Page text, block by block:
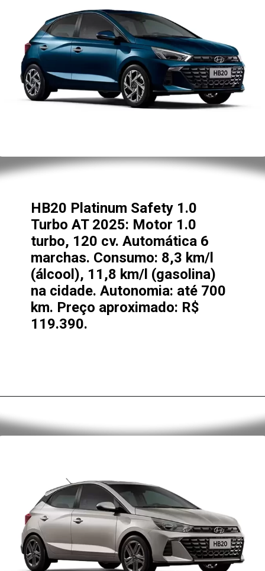
HB20 Platinum Safety 1.0
Turbo AT 2025: Motor 1.0
turbo, 120 cv. Automática 6
marchas. Consumo: 8,3 km/l
(álcool), 11,8 km/l (gasolina)
na cidade. Autonomia: até 700
km. Preço aproximado: R$
119.390.